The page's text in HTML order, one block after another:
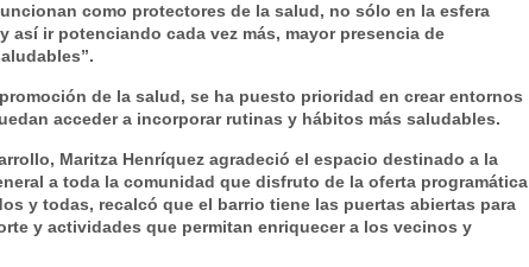
como protectores de la salud, no sólo en la esfera
ir potenciando cada vez más, mayor presencia de
de la salud, se ha puesto prioridad en crear entornos
acceder a incorporar rutinas y hábitos más saludables.
Maritza Henríquez agradeció el espacio destinado a la
a toda la comunidad que disfruto de la oferta programática
y todas, recalcó que el barrio tiene las puertas abiertas para
y actividades que permitan enriquecer a los vecinos y